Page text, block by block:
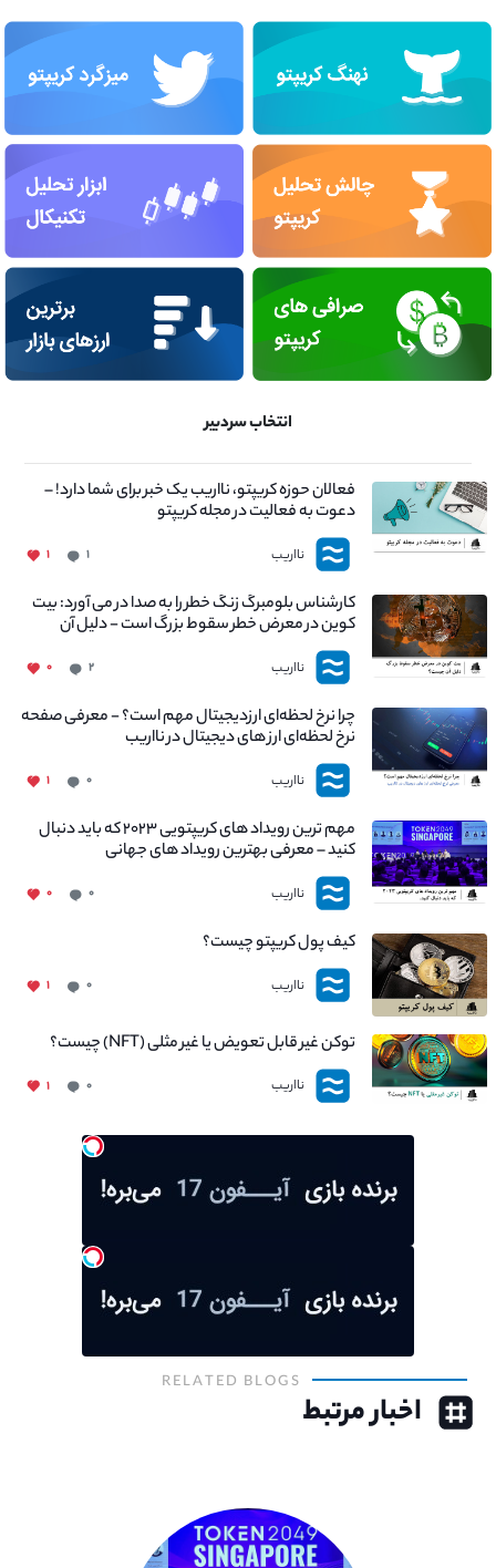
انتخاب سردبیر
فعالان حوزه کریپتو، نااریب یک خبر برای شما دارد! –
دعوت به فعالیت در مجله کریپتو
نااریب ۱ ۱
کارشناس بلومبرگ زنگ خطر را به صدا در می آورد: بیت
کوین در معرض خطر سقوط بزرگ است - دلیل آن
چیست؟
نااریب ۲ ۰
چرا نرخ لحظه‌ای ارزدیجیتال مهم است؟ - معرفی صفحه
نرخ لحظه‌ای ارز های دیجیتال در نااریب
نااریب ۰ ۱
مهم ترین رویداد های کریپتویی ۲۰۲۳ که باید دنبال
کنید – معرفی بهترین رویداد های جهانی
نااریب ۰ ۰
کیف پول کریپتو چیست؟
نااریب ۰ ۱
توکن غیر قابل تعویض یا غیر مثلی (NFT) چیست؟
نااریب ۰ ۱
RELATED BLOGS
اخبار مرتبط